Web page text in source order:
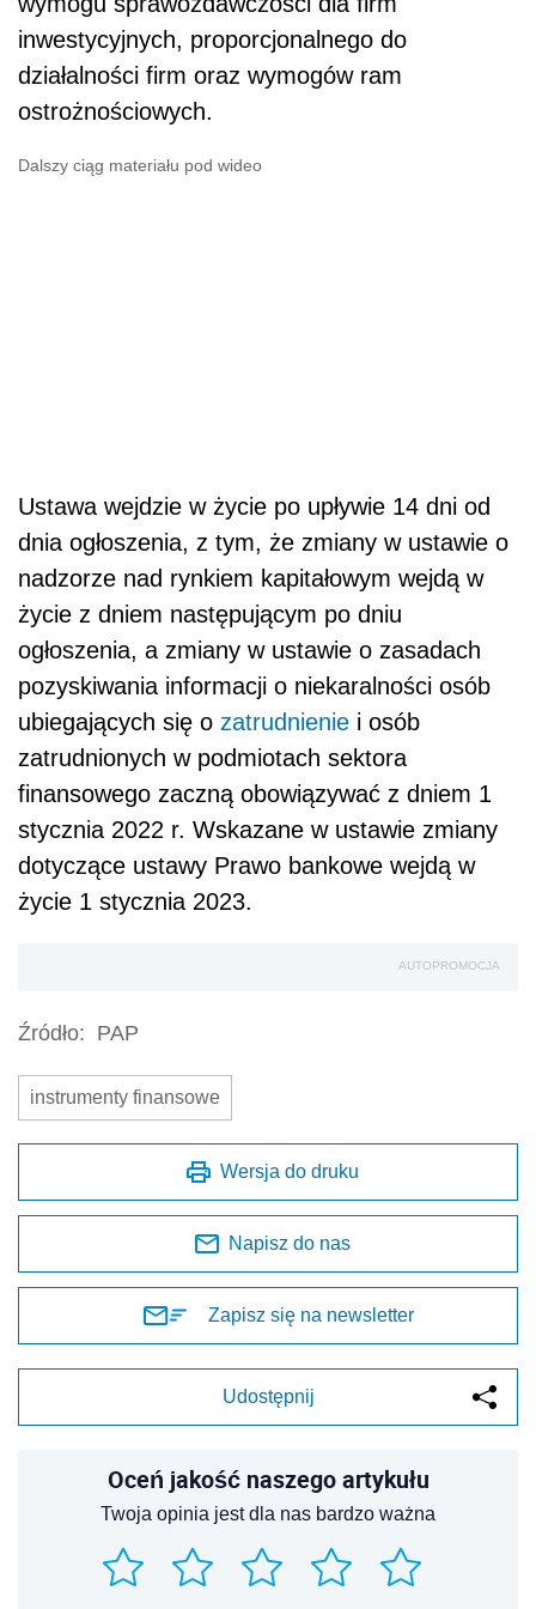
inwestycyjnych, proporcjonalnego do
działalności firm oraz wymogów ram
ostrożnościowych.
Dalszy ciąg materiału pod wideo
Ustawa wejdzie w życie po upływie 14 dni od
dnia ogłoszenia, z tym, że zmiany w ustawie o
nadzorze nad rynkiem kapitałowym wejdą w
życie z dniem następującym po dniu
ogłoszenia, a zmiany w ustawie o zasadach
pozyskiwania informacji o niekaralności osób
ubiegających się o zatrudnienie i osób
zatrudnionych w podmiotach sektora
finansowego zaczną obowiązywać z dniem 1
stycznia 2022 r. Wskazane w ustawie zmiany
dotyczące ustawy Prawo bankowe wejdą w
życie 1 stycznia 2023.
AUTOPROMOCJA
Źródło: PAP
instrumenty finansowe
Wersja do druku
Napisz do nas
Zapisz się na newsletter
Udostępnij
Oceń jakość naszego artykułu
Twoja opinia jest dla nas bardzo ważna